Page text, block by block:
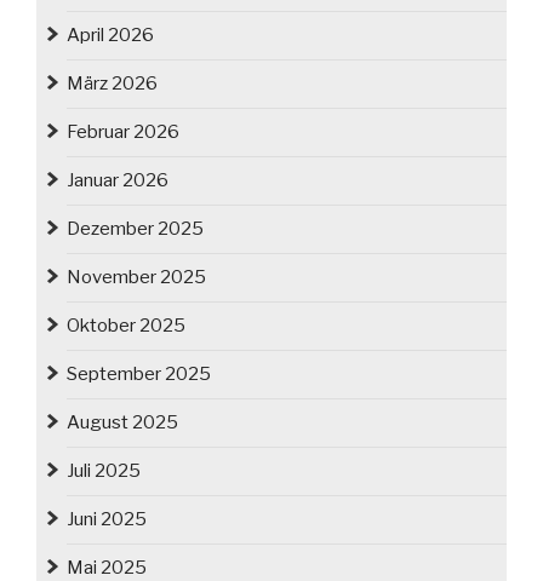
April 2026
März 2026
Februar 2026
Januar 2026
Dezember 2025
November 2025
Oktober 2025
September 2025
August 2025
Juli 2025
Juni 2025
Mai 2025